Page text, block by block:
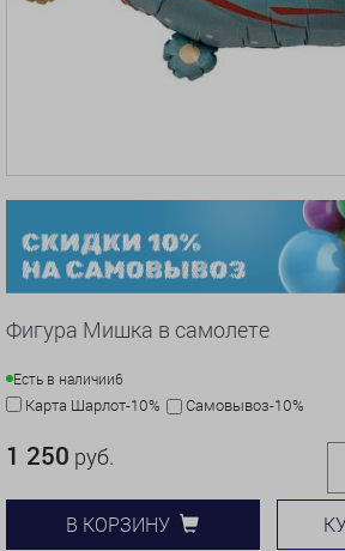
Фигура Мишка в самолете
Есть в наличии6
Карта Шарлот-10% Самовывоз-10%
1 250 руб.
В КОРЗИНУ